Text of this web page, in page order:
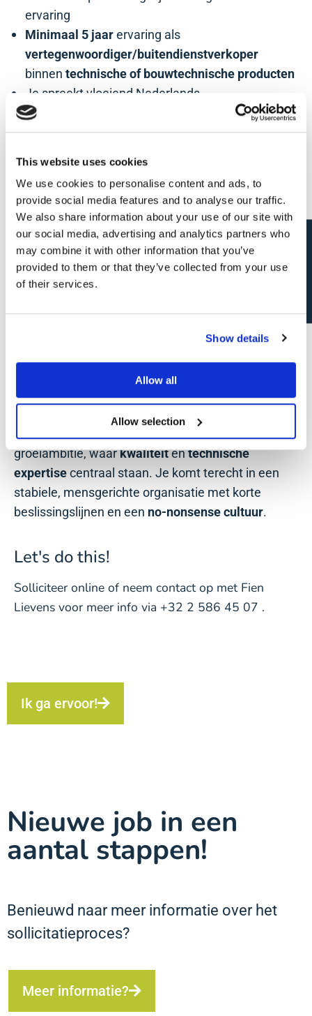
This website uses cookies
We use cookies to personalise content and ads, to
provide social media features and to analyse our traffic.
We also share information about your use of our site with
our social media, advertising and analytics partners who
may combine it with other information that you’ve
provided to them or that they’ve collected from your use
of their services.
Show details
Allow all
Allow selection
ervaring
Minimaal 5 jaar ervaring als
vertegenwoordiger/buitendienstverkoper
binnen technische of bouwtechnische producten
Je spreekt vloeiend Nederlands
Ervaring met Microsoft 365 en Power BI is een
pluspunt
Woonachtig in de grensregio (België/Nederland)
is een troef omwille van de verplaatsingen
Waar start je?
DL Chemicals
Belgische familiale
Wielsbeke en Waregem, en gespecialiseerd in de
hoogwaardige
Waarom werken bij DL Chemicals?Wat DL
Chemicals uniek maakt, is de combinatie van een
familiaal karakter met een internationale
groeiambitie, waarkwaliteitentechnische
expertise centraal staan. Je komt terecht in een
stabiele, mensgerichte organisatie met korte
beslissingslijnen en een no-nonsense cultuur.
Let's do this!
Solliciteer online of neem contact op met Fien
Lievens voor meer info via +32 2 586 45 07 .
Ik ga ervoor!
Nieuwe job in een
aantal stappen!
Benieuwd naar meer informatie over het
sollicitatieproces?
Meer informatie?